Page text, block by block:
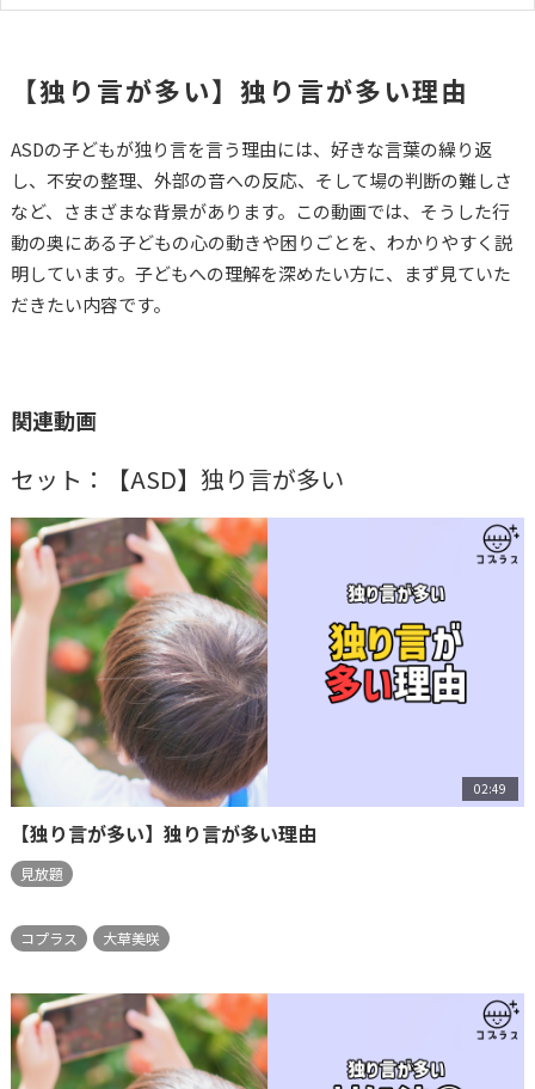
【独り言が多い】対処
ようになる
おすすめ動画
【独り言が多い】独り言が多い理由
ASDの子どもが独り言を言う理由には、好きな言葉の繰り返
し、不安の整理、外部の音への反応、そして場の判断の難しさ
など、さまざまな背景があります。この動画では、そうした行
動の奥にある子どもの心の動きや困りごとを、わかりやすく説
明しています。子どもへの理解を深めたい方に、まず見ていた
だきたい内容です。
関連動画
セット：【ASD】独り言が多い
02:49
【独り言が多い】独り言が多い理由
見放題
コプラス 大草美咲